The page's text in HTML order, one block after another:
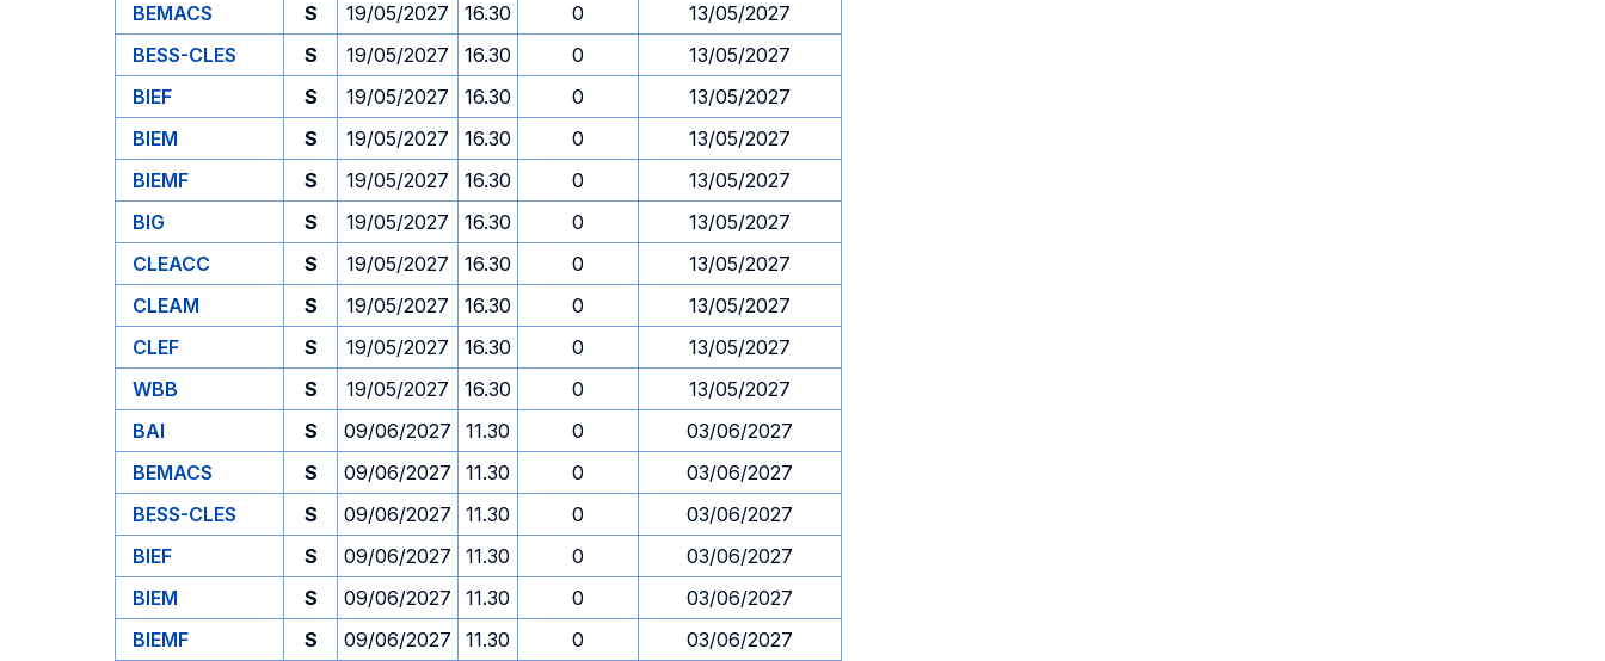
BEMACS
S 19/05/2027 16.30 0
13/05/2027
BESS-CLES
S 19/05/2027 16.30 0
13/05/2027
BIEF
S 19/05/2027 16.30 0
13/05/2027
BIEM
S 19/05/2027 16.30 0
13/05/2027
BIEMF
S 19/05/2027 16.30 0
13/05/2027
BIG
S 19/05/2027 16.30 0
13/05/2027
CLEACC
S 19/05/2027 16.30 0
13/05/2027
CLEAM
S 19/05/2027 16.30 0
13/05/2027
CLEF
S 19/05/2027 16.30 0
13/05/2027
WBB
S 19/05/2027 16.30 0
13/05/2027
BAI
S 09/06/2027 11.30 0
03/06/2027
BEMACS
S 09/06/2027 11.30 0
03/06/2027
BESS-CLES
S 09/06/2027 11.30 0
03/06/2027
BIEF
S 09/06/2027 11.30 0
03/06/2027
BIEM
S 09/06/2027 11.30 0
03/06/2027
BIEMF
S 09/06/2027 11.30 0
03/06/2027